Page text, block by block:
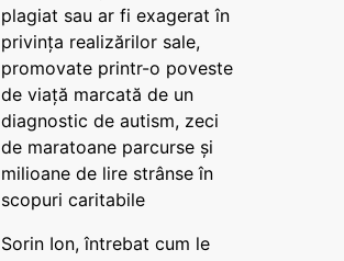
plagiat sau ar fi exagerat în
privința realizărilor sale,
promovate printr-o poveste
de viață marcată de un
diagnostic de autism, zeci
de maratoane parcurse și
milioane de lire strânse în
scopuri caritabile
Sorin Ion, întrebat cum le